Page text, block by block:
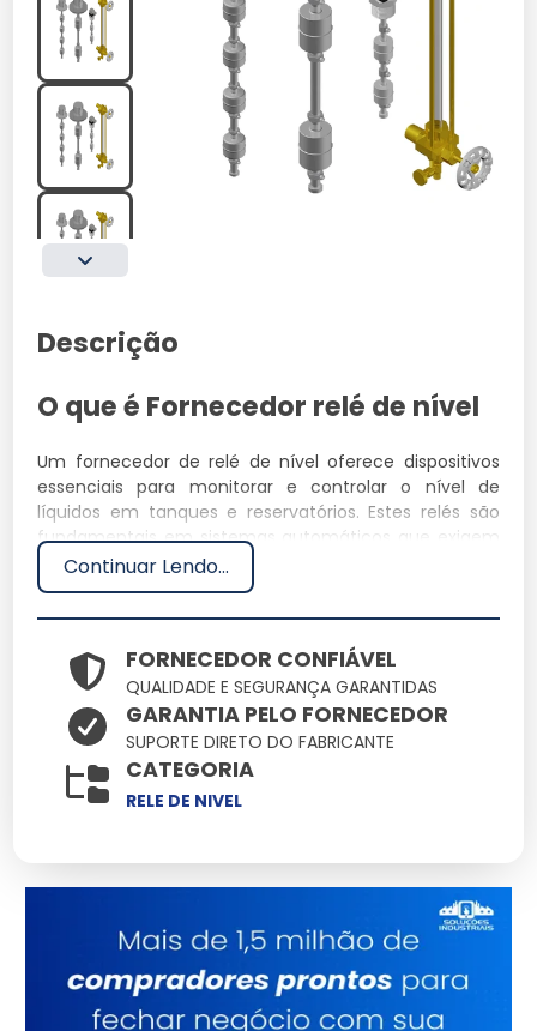
Descrição
O que é Fornecedor relé de nível
Um fornecedor de relé de nível oferece dispositivos
essenciais para monitorar e controlar o nível de
líquidos em tanques e reservatórios. Estes relés são
fundamentais em sistemas automáticos que exigem
precisão e confiabilidade para prevenir
transbordamento ou falta de líquidos.
Especificações Técnicas
Dimensões: 10 x 5 x 3 cm
Peso: 0,2 kg
Material: Plástico ABS
Capacidade: Até 250V AC
Voltagem: 24V a 240V AC/DC
Características e Benefícios
Alta precisão: Garante controle exato do nível de
Fácil instalação: Reduz tempo de implementação.
Durabilidade: Material resistente que aumenta a vida
Continuar Lendo...
FORNECEDOR CONFIÁVEL
QUALIDADE E SEGURANÇA GARANTIDAS
GARANTIA PELO FORNECEDOR
SUPORTE DIRETO DO FABRICANTE
CATEGORIA
RELE DE NIVEL